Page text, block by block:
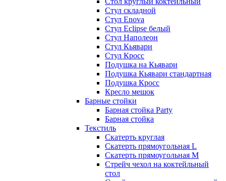
Стул складной
Стул Enova
Стул Eclipse белый
Стул Наполеон
Стул Кьявари
Стул Кросс
Подушка на Кьявари
Подушка Кьявари стандартная
Подушка Кросс
Кресло мешок
Барные стойки
Барная стойка Party
Барная стойка
Текстиль
Скатерть круглая
Скатерть прямоугольная L
Скатерть прямоугольная M
Стрейч чехол на коктейльный
стол